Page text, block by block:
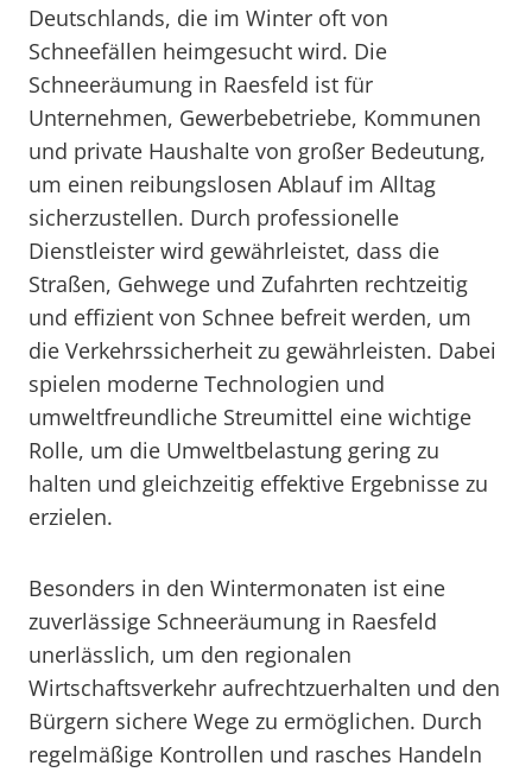
Deutschlands, die im Winter oft von
Schneefällen heimgesucht wird. Die
Schneeräumung in Raesfeld ist für
Unternehmen, Gewerbebetriebe, Kommunen
und private Haushalte von großer Bedeutung,
um einen reibungslosen Ablauf im Alltag
sicherzustellen. Durch professionelle
Dienstleister wird gewährleistet, dass die
Straßen, Gehwege und Zufahrten rechtzeitig
und effizient von Schnee befreit werden, um
die Verkehrssicherheit zu gewährleisten. Dabei
spielen moderne Technologien und
umweltfreundliche Streumittel eine wichtige
Rolle, um die Umweltbelastung gering zu
halten und gleichzeitig effektive Ergebnisse zu
erzielen.
Besonders in den Wintermonaten ist eine
zuverlässige Schneeräumung in Raesfeld
unerlässlich, um den regionalen
Wirtschaftsverkehr aufrechtzuerhalten und den
Bürgern sichere Wege zu ermöglichen. Durch
regelmäßige Kontrollen und rasches Handeln